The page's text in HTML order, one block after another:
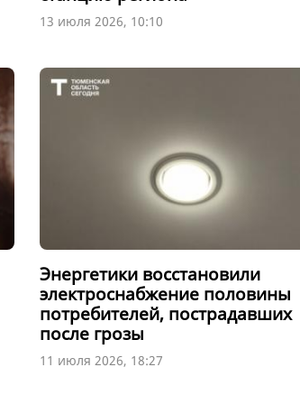
13 июля 2026, 10:10
Энергетики восстановили
электроснабжение половины
потребителей, пострадавших
после грозы
11 июля 2026, 18:27